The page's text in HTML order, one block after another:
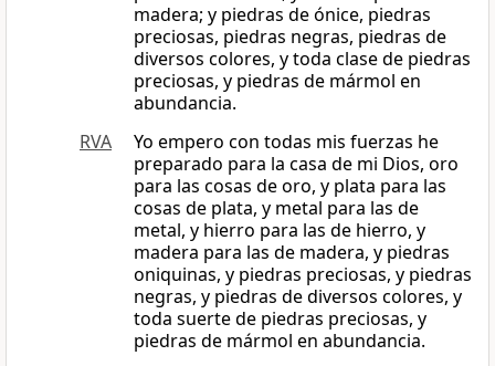
madera; y piedras de ónice, piedras
preciosas, piedras negras, piedras de
diversos colores, y toda clase de piedras
preciosas, y piedras de mármol en
abundancia.
RVA
Yo empero con todas mis fuerzas he
preparado para la casa de mi Dios, oro
para las cosas de oro, y plata para las
cosas de plata, y metal para las de
metal, y hierro para las de hierro, y
madera para las de madera, y piedras
oniquinas, y piedras preciosas, y piedras
negras, y piedras de diversos colores, y
toda suerte de piedras preciosas, y
piedras de mármol en abundancia.